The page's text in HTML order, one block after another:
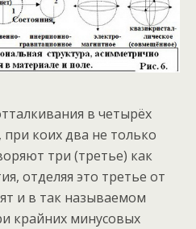
в четырёх
коих два не только
три (третье) как
отделяя это третье от
и в так называемом
крайних минусовых